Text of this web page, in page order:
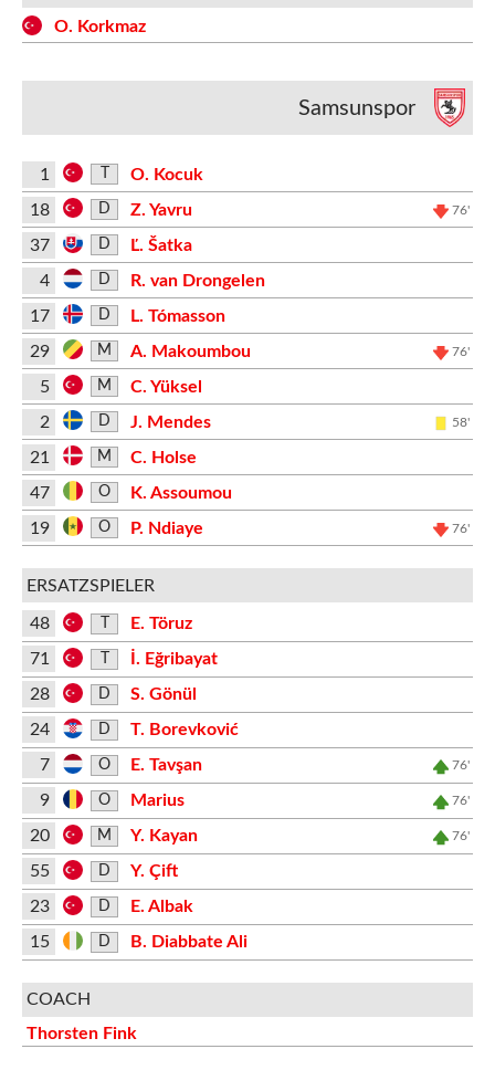
O. Korkmaz
Samsunspor
1
O. Kocuk
18
D Z. Yavru 76'
37 D
Ľ. Šatka
4
D
R. van Drongelen
17
D
L. Tómasson
29
M A. Makoumbou 76'
5 M
C. Yüksel
2
D J. Mendes 58'
21 M
C. Holse
47
O
K. Assoumou
19
O P. Ndiaye 76'
ERSATZSPIELER
48
E. Töruz
71
İ. Eğribayat
28
D
S. Gönül
24
D
T. Borevković
7
O E. Tavşan 76'
9 O Marius 76'
20 M Y. Kayan 76'
55 D
Y. Çift
23
D
E. Albak
15
D B. Diabbate Ali
COACH
Thorsten Fink